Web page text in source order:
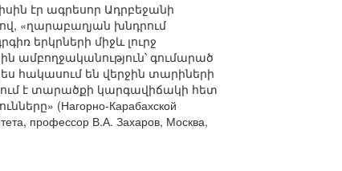
էր ագրեսոր Ադրբեջանի
«ղարաբաղյան խնդրում
երկրների միջև լուրջ
ամբողջականություն՝ գումարած
հակասում են վերջին տարիների
է տարածքի կարգավիճակի հետ
(Нагорно-Карабахской
профессор В.А. Захаров, Москва,